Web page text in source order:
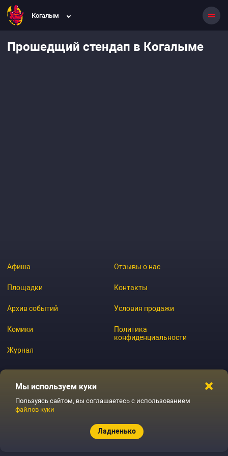
Когалым
Прошедщий стендап в Когалыме
Афиша
Площадки
Архив событий
Комики
Журнал
Отзывы о нас
Контакты
Условия продажи
Политика
конфиденциальности
Мы используем куки
Пользуясь сайтом, вы соглашаетесь с использованием
файлов куки
Ладненько